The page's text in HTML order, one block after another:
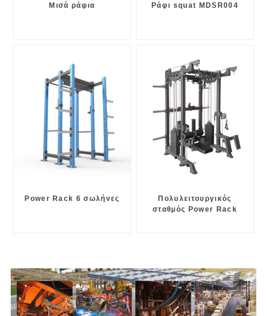
Μισά ράφια Ράφι squat MDSR004
Power Rack 6 σωλήνες
Πολυλειτουργικός
σταθμός Power Rack